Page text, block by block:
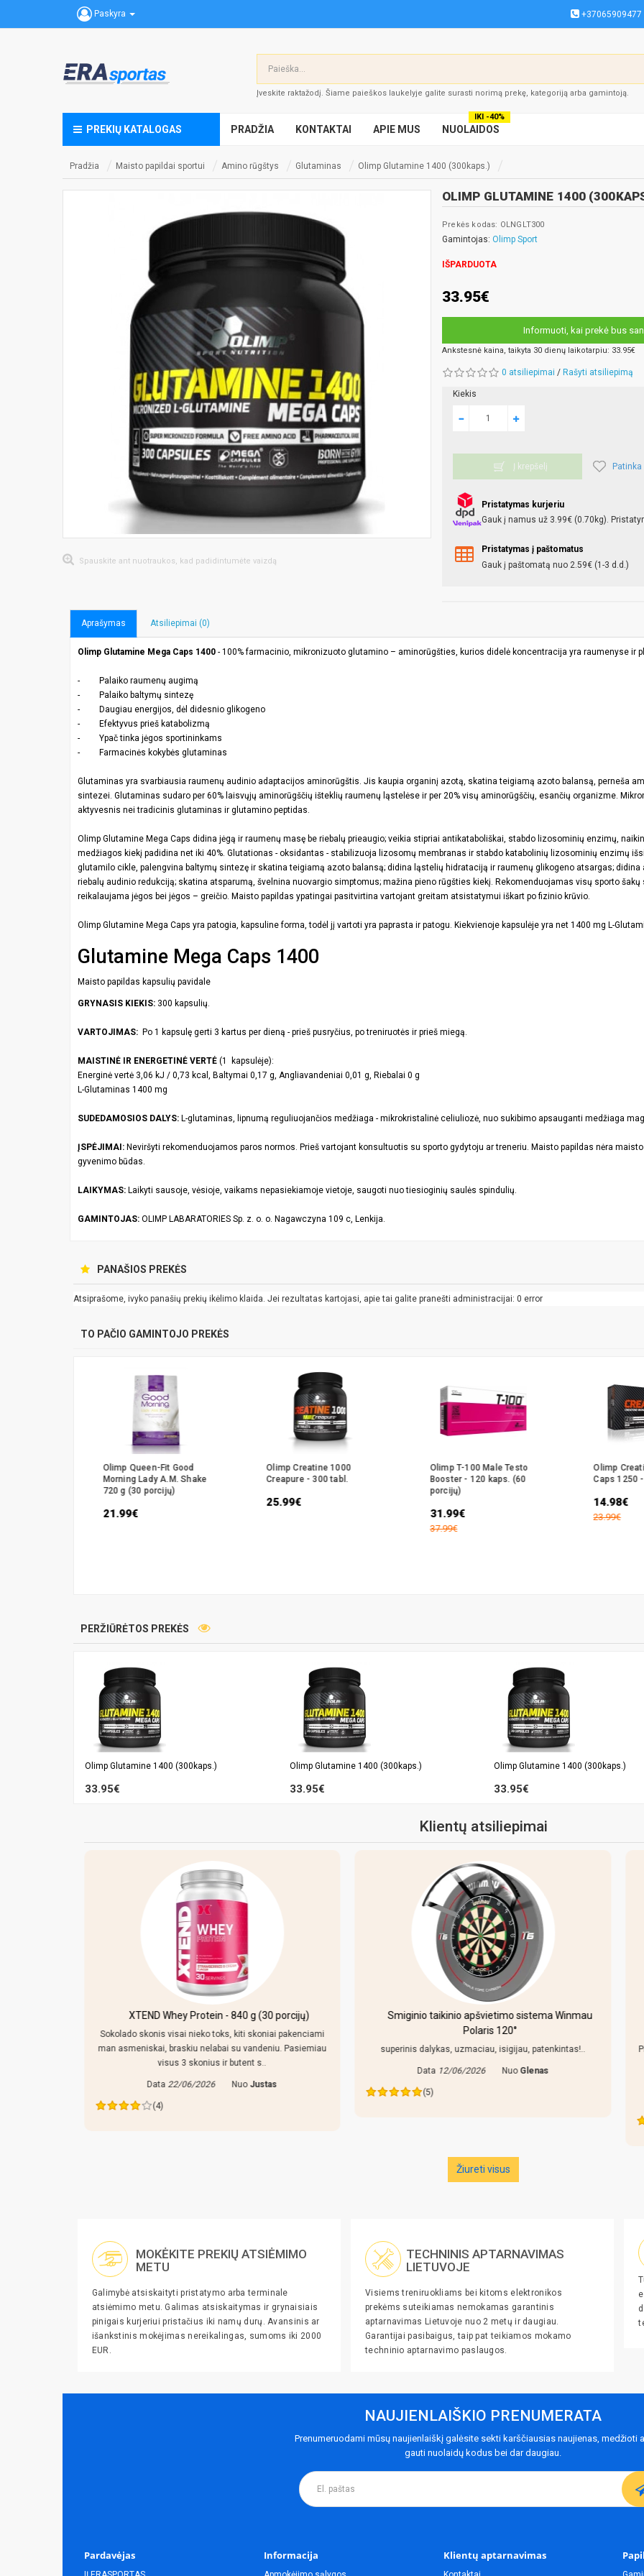
Paskyra +37065909477
Įveskite raktažodį. Šiame paieškos laukelyje galite surasti norimą prekę, kategoriją arba gamintoją.
PREKIŲ KATALOGAS PRADŽIA KONTAKTAI APIE MUS NUOLAIDOS
IKI -40%
Pradžia Maisto papildai sportui Amino rūgštys Glutaminas Olimp Glutamine 1400 (300kaps.)
Spauskite ant nuotraukos, kad padidintumėte vaizdą
OLIMP GLUTAMINE 1400
Prekės kodas: OLNGLT300
Gamintojas: Olimp Sport
IŠPARDUOTA
33.95€
Informuoti, kai prekė bus
Ankstesnė kaina, taikyta 30 dienų laikotarpiu: 33.95€
0 atsiliepimai / Rašyti atsiliepimą
Kiekis
Į krepšelį Patinka
Pristatymas kurjeriu
Gauk į namus už 3.99€ (0.70kg).
Pristatymas į paštomatus
Gauk į paštomatą nuo 2.59€ (1-3 d.d.)
Aprašymas Atsiliepimai (0)
Olimp Glutamine Mega Caps 1400 - 100% farmacinio, mikronizuoto glutamino – aminorūgšties, kurios didelė koncentracija yra raumenyse ir
- Palaiko raumenų augimą
- Palaiko baltymų sintezę
- Daugiau energijos, dėl didesnio glikogeno
- Efektyvus prieš katabolizmą
- Ypač tinka jėgos sportininkams
- Farmacinės kokybės glutaminas
Glutaminas yra svarbiausia raumenų audinio adaptacijos aminorūgštis. Jis kaupia organinį azotą, skatina teigiamą azoto balansą, perneša
sintezei. Glutaminas sudaro per 60% laisvųjų aminorūgščių išteklių raumenų ląstelėse ir per 20% visų aminorūgščių, esančių organizme.
aktyvesnis nei tradicinis glutaminas ir glutamino peptidas.
Olimp Glutamine Mega Caps didina jėgą ir raumenų masę be riebalų prieaugio; veikia stipriai antikataboliškai, stabdo lizosominių enzimų,
medžiagos kiekį padidina net iki 40%. Glutationas - oksidantas - stabilizuoja lizosomų membranas ir stabdo katabolinių lizosominių enzimų
glutamilo cikle, palengvina baltymų sintezę ir skatina teigiamą azoto balansą; didina ląstelių hidrataciją ir raumenų glikogeno atsargas;
riebalų audinio redukciją; skatina atsparumą, švelnina nuovargio simptomus; mažina pieno rūgšties kiekį. Rekomenduojamas visų sporto
reikalaujama jėgos bei jėgos – greičio. Maisto papildas ypatingai pasitvirtina vartojant greitam atsistatymui iškart po fizinio krūvio.
Olimp Glutamine Mega Caps yra patogia, kapsuline forma, todėl jį vartoti yra paprasta ir patogu. Kiekvienoje kapsulėje yra net 1400 mg L-
Glutamine Mega Caps 1400
Maisto papildas kapsulių pavidale
GRYNASIS KIEKIS: 300 kapsulių.
VARTOJIMAS: Po 1 kapsulę gerti 3 kartus per dieną - prieš pusryčius, po treniruotės ir prieš miegą.
MAISTINĖ IR ENERGETINĖ VERTĖ (1 kapsulėje):
Energinė vertė 3,06 kJ / 0,73 kcal, Baltymai 0,17 g, Angliavandeniai 0,01 g, Riebalai 0 g
L-Glutaminas 1400 mg
SUDEDAMOSIOS DALYS: L-glutaminas, lipnumą reguliuojančios medžiaga - mikrokristalinė celiuliozė, nuo sukibimo apsauganti medžiaga
ĮSPĖJIMAI: Neviršyti rekomenduojamos paros normos. Prieš vartojant konsultuotis su sporto gydytoju ar treneriu. Maisto papildas nėra
gyvenimo būdas.
LAIKYMAS: Laikyti sausoje, vėsioje, vaikams nepasiekiamoje vietoje, saugoti nuo tiesioginių saulės spindulių.
GAMINTOJAS: OLIMP LABARATORIES Sp. z. o. o. Nagawczyna 109 c, Lenkija.
PANAŠIOS PREKĖS
Atsiprašome, ivyko panašių prekių ikėlimo klaida. Jei rezultatas kartojasi, apie tai galite pranešti administracijai: 0 error
TO PAČIO GAMINTOJO PREKĖS
Olimp Queen-Fit Good
Morning Lady A.M. Shake
720 g (30 porcijų)
21.99€
Olimp Creatine 1000
Creapure - 300 tabl.
25.99€
Olimp T-100 Male Testo
Booster - 120 kaps. (60
porcijų)
31.99€
37.99€
Olimp
Caps 1250
14.98€
23.99€
PERŽIŪRĖTOS PREKĖS
Olimp Glutamine 1400 (300kaps.)
33.95€
Olimp Glutamine 1400 (300kaps.)
33.95€
Olimp Glutamine 1400 (300kaps.)
33.95€
Klientų atsiliepimai
XTEND Whey Protein - 840 g (30 porcijų)
Sokolado skonis visai nieko toks, kiti skoniai pakenciami
man asmeniskai, braskiu nelabai su vandeniu. Pasiemiau
visus 3 skonius ir butent s..
Data 22/06/2026 Nuo Justas
(4)
Smiginio taikinio apšvietimo sistema Winmau
Polaris 120°
superinis dalykas, uzmaciau, isigijau, patenkintas!..
Data 12/06/2026 Nuo Glenas
(5)
Žiureti visus
MOKĖKITE PREKIŲ ATSIĖMIMO
METU
Galimybė atsiskaityti pristatymo arba terminale
atsiėmimo metu. Galimas atsiskaitymas ir grynaisiais
pinigais kurjeriui pristačius iki namų durų. Avansinis ar
išankstinis mokėjimas nereikalingas, sumoms iki 2000
EUR.
TECHNINIS APTARNAVIMAS
LIETUVOJE
Visiems treniruokliams bei kitoms elektronikos
prekėms suteikiamas nemokamas garantinis
aptarnavimas Lietuvoje nuo 2 metų ir daugiau.
Garantijai pasibaigus, taip pat teikiamos mokamo
techninio aptarnavimo paslaugos.
NAUJIENLAIŠKIO PRENUMERATA
Prenumeruodami mūsų naujienlaiškį galėsite sekti karščiausias naujienas, medžioti
gauti nuolaidų kodus bei dar daugiau.
Pardavėjas Informacija Klientų aptarnavimas